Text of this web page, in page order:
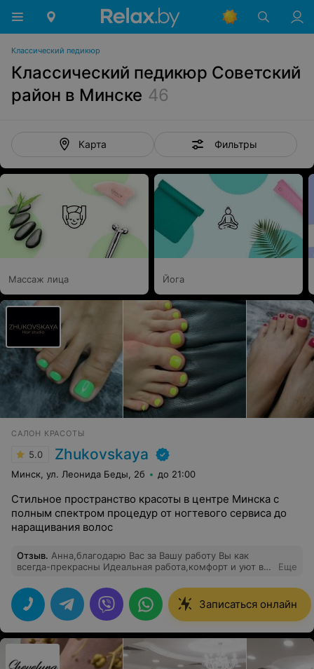
Классический педикюр
Классический педикюр Советский
район в Минске 46
Карта Фильтры
Массаж лица Йога
САЛОН КРАСОТЫ
5.0 Zhukovskaya
Минск, ул. Леонида Беды, 2б до 21:00
Стильное пространство красоты в центре Минска с
полным спектром процедур от ногтевого сервиса до
наращивания волос
Отзыв. Анна,благодарю Вас за Вашу работу Вы как
всегда-прекрасны Идеальная работа,комфорт и уют в
топ-мастер С радостью жду наших встреч
Еще
Записаться онлайн